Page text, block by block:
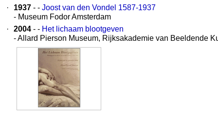
·
1937 - - Joost van den Vondel 1587-1937
- Museum Fodor Amsterdam
·
2004 - - Het lichaam blootgeven
- Allard Pierson Museum, Rijksakademie van Beeldende